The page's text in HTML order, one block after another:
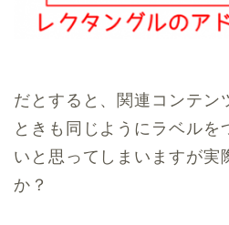
だとすると、関連コンテン
ときも同じようにラベルを
いと思ってしまいますが実
か？